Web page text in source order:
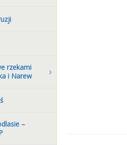
rzekami
i Narew
–